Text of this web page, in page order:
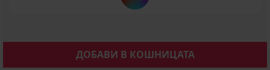
ДОБАВИ В КОШНИЦАТА